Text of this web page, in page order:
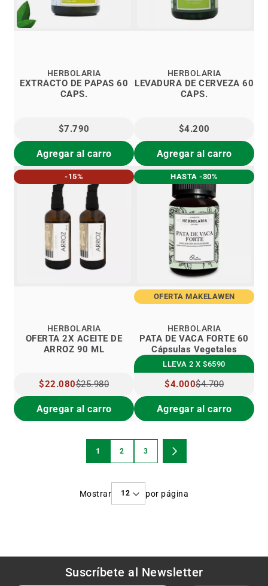
EXTRACTO DE PAPAS 60
CAPS.
HERBOLARIA
$7.790
Agregar al carro
LEVADURA DE CERVEZA 60
CAPS.
HERBOLARIA
$4.200
Agregar al carro
-15%
OFERTA 2X ACEITE DE
ARROZ 90 ML
HERBOLARIA
PRECIO
ESPECIAL
$22.080$25.980
Agregar al carro
HASTA -30%
OFERTA MAKELAWEN
PATA DE VACA FORTE 60
Cápsulas Vegetales
HERBOLARIA
LLEVA 2 X $6590
PRECIO
ESPECIAL
$4.000$4.700
Agregar al carro
la
1
2
3
Mostrar por página
Suscríbete al Newsletter